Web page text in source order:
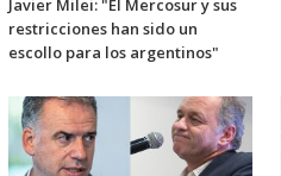
Javier Milei: "El Mercosur y sus
restricciones han sido un
escollo para los argentinos"